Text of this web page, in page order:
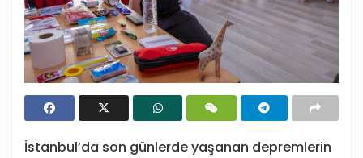
İstanbul’da son günlerde yaşanan depremlerin